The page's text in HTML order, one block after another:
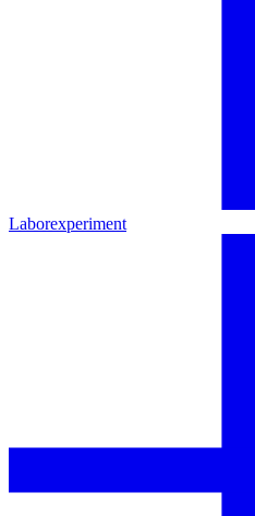
Laborexperiment